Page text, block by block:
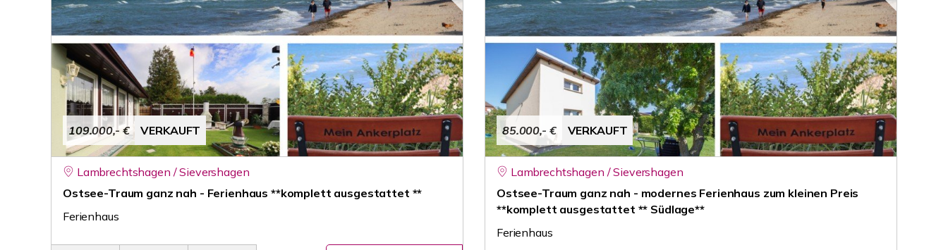
109.000,- € VERKAUFT
Lambrechtshagen / Sievershagen
Ostsee-Traum ganz nah - Ferienhaus **komplett ausgestattet **
Ferienhaus
85.000,- € VERKAUFT
Lambrechtshagen / Sievershagen
Ostsee-Traum ganz nah - modernes Ferienhaus zum kleinen Preis
**komplett ausgestattet ** Südlage**
Ferienhaus